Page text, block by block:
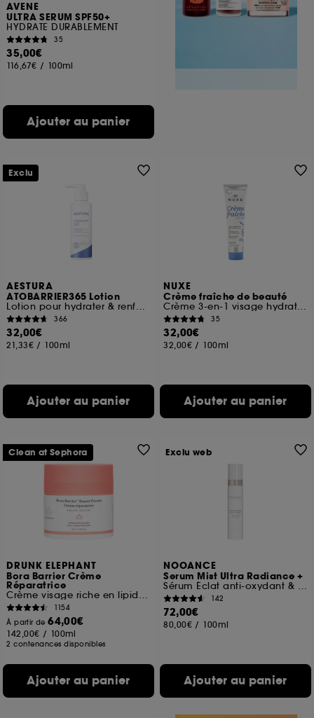
AVENE
ULTRA SERUM SPF50+
HYDRATE DURABLEMENT
35
35,00€
116,67€ / 100ml
Ajouter au panier
AESTURA
ATOBARRIER365 Lotion
Lotion pour hydrater & renforcer la barrière cutanée
366
32,00€
21,33€ / 100ml
Ajouter au panier
Exclu
NUXE
Crème fraîche de beauté
Crème 3-en-1 visage hydratante
35
32,00€
32,00€ / 100ml
Ajouter au panier
DRUNK ELEPHANT
Bora Barrier Crème
Réparatrice
Crème visage riche en lipides & céramides
1154
À partir de64,00€
142,00€ / 100ml
2 contenances disponibles
Ajouter au panier
Clean at Sephora
NOOANCE
Serum Mist Ultra Radiance +
Sérum Éclat anti-oxydant & Boosteur de LED
142
72,00€
80,00€ / 100ml
Ajouter au panier
Exclu web